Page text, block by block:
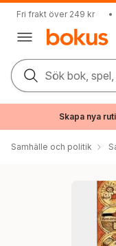
Fri frakt över 249 kr •
Sök bok,
Skapa nya
Samhälle och politik